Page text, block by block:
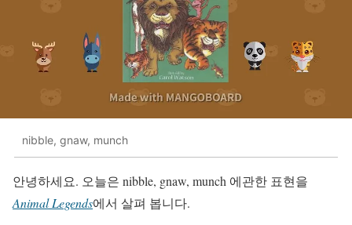
nibble, gnaw, munch
안녕하세요. 오늘은 nibble, gnaw, munch 에관한 표현을
Animal Legends에서 살펴 봅니다.